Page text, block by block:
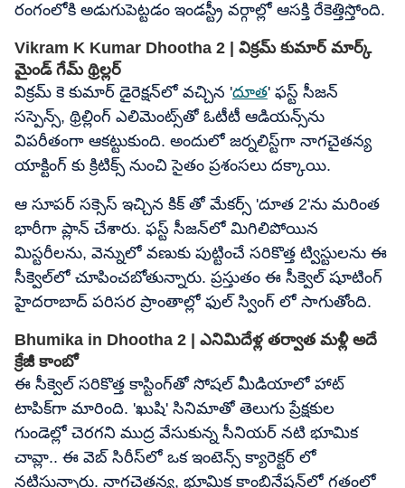
రంగంలోకి అడుగుపెట్టడం ఇండస్ట్రీ వర్గాల్లో ఆసక్తి రేకెత్తిస్తోంది.
Vikram K Kumar Dhootha 2 | విక్రమ్ కుమార్ మార్క్
మైండ్ గేమ్ థ్రిల్లర్
విక్రమ్ కె కుమార్ డైరెక్షన్‌లో వచ్చిన 'దూత' ఫస్ట్ సీజన్
సస్పెన్స్, థ్రిల్లింగ్ ఎలిమెంట్స్‌తో ఓటీటీ ఆడియన్స్‌ను
విపరీతంగా ఆకట్టుకుంది. అందులో జర్నలిస్ట్‌గా నాగచైతన్య
యాక్టింగ్ కు క్రిటిక్స్ నుంచి సైతం ప్రశంసలు దక్కాయి.
ఆ సూపర్ సక్సెస్ ఇచ్చిన కిక్ తో మేకర్స్ 'దూత 2'ను మరింత
భారీగా ప్లాన్ చేశారు. ఫస్ట్ సీజన్‌లో మిగిలిపోయిన
మిస్టరీలను, వెన్నులో వణుకు పుట్టించే సరికొత్త ట్విస్టులను ఈ
సీక్వెల్‌లో చూపించబోతున్నారు. ప్రస్తుతం ఈ సీక్వెల్ షూటింగ్
హైదరాబాద్ పరిసర ప్రాంతాల్లో ఫుల్ స్వింగ్ లో సాగుతోంది.
Bhumika in Dhootha 2 | ఎనిమిదేళ్ల తర్వాత మళ్లీ అదే
క్రేజీ కాంబో
ఈ సీక్వెల్ సరికొత్త కాస్టింగ్‌తో సోషల్ మీడియాలో హాట్
టాపిక్‌గా మారింది. 'ఖుషి' సినిమాతో తెలుగు ప్రేక్షకుల
గుండెల్లో చెరగని ముద్ర వేసుకున్న సీనియర్ నటి భూమిక
చావ్లా.. ఈ వెబ్ సిరీస్‌లో ఒక ఇంటెన్స్ క్యారెక్టర్ లో
నటిస్తున్నారు. నాగచైతన్య, భూమిక కాంబినేషన్‌లో గతంలో